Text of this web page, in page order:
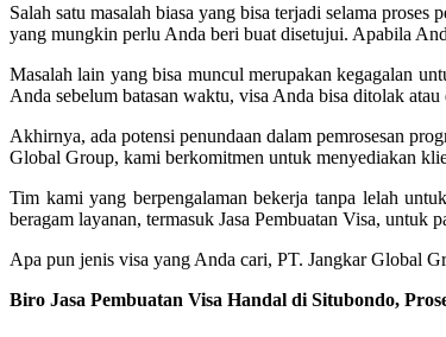
Salah satu masalah biasa yang bisa terjadi selama
yang mungkin perlu Anda beri buat disetujui. Apabila
Masalah lain yang bisa muncul merupakan kegagalan
Anda sebelum batasan waktu, visa Anda bisa ditolak atau
Akhirnya, ada potensi penundaan dalam pemrosesan
Global Group, kami berkomitmen untuk menyediakan
Tim kami yang berpengalaman bekerja tanpa lelah
beragam layanan, termasuk Jasa Pembuatan Visa,
Apa pun jenis visa yang Anda cari, PT. Jangkar Global
Biro Jasa Pembuatan Visa Handal di Situbondo,